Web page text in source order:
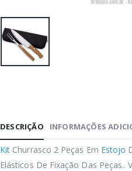
DESCRIÇÃO INFORMAÇÕES
Kit Churrasco 2 Peças Em Estojo
Elásticos De Fixação Das Peças..